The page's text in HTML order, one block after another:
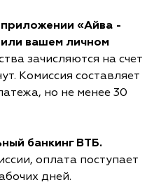
«Айва -
вашем личном
зачисляются на счет
Комиссия составляет
но не менее 30
банкинг ВТБ.
оплата поступает
дней.